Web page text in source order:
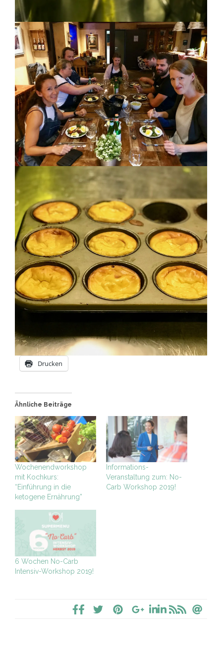
Drucken
Ähnliche Beiträge
Wochenendworkshop
mit Kochkurs:
“Einführung in die
ketogene Ernährung”
Informations-
Veranstaltung zum: No-
Carb Workshop 2019!
6 Wochen No-Carb
Intensiv-Workshop 2019!